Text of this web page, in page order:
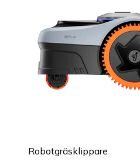
Robotgräsklippare